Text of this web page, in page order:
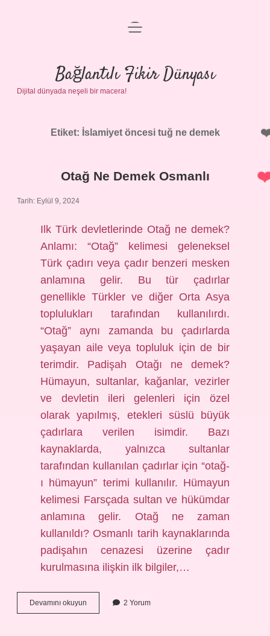
Anasayfa
Gizlilik Politikası
Yasal Uyarı
menüyü
Bağlantılı Fikir Dünyası
Dijital dünyada neşeli bir macera!
Etiket: İslamiyet öncesi tuğ ne demek
Otağ Ne Demek Osmanlı
Tarih: Eylül 9, 2024
Ilk Türk devletlerinde Otağ ne demek?
Anlamı: “Otağ” kelimesi geleneksel
Türk çadırı veya çadır benzeri mesken
anlamına gelir. Bu tür çadırlar
genellikle Türkler ve diğer Orta Asya
toplulukları tarafından kullanılırdı.
“Otağ” aynı zamanda bu çadırlarda
yaşayan aile veya topluluk için de bir
terimdir. Padişah Otağı ne demek?
Hümayun, sultanlar, kağanlar, vezirler
ve devletin ileri gelenleri için özel
olarak yapılmış, etekleri süslü büyük
çadırlara verilen isimdir. Bazı
kaynaklarda, yalnızca sultanlar
tarafından kullanılan çadırlar için “otağ-
ı hümayun” terimi kullanılır. Hümayun
kelimesi Farsçada sultan ve hükümdar
anlamına gelir. Otağ ne zaman
kullanıldı? Osmanlı tarih kaynaklarında
padişahın cenazesi üzerine çadır
kurulmasına ilişkin ilk bilgiler,…
Devamını okuyun
Ne
2 Yorum